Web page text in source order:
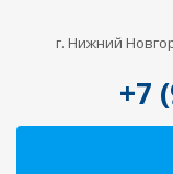
г. Нижний
+7